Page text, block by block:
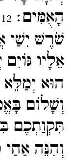
הָאֻמִּים׃12
שֹׁרֶשׁ יִשַׁי
אֵלָיו גּוֹיִם
הוּא
וְשָׁלוֹם
תִּקְוַתְכֶם
וְהִנֵּה